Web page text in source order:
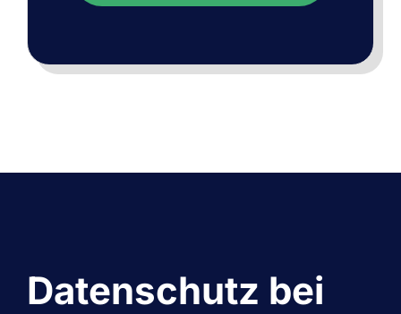
Datenschutz bei